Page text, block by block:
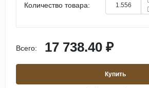
Количество товара:
Всего: 17 738.40 ₽
Купить